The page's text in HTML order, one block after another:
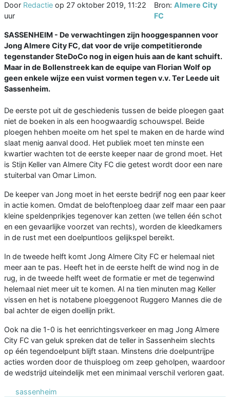
Door Redactie op 27 oktober 2019, 11:22
uur
Bron: Almere City
FC
SASSENHEIM - De verwachtingen zijn hooggespannen voor
Jong Almere City FC, dat voor de vrije competitieronde
tegenstander SteDoCo nog in eigen huis aan de kant schuift.
Maar in de Bollenstreek kan de equipe van Florian Wolf op
geen enkele wijze een vuist vormen tegen v.v. Ter Leede uit
Sassenheim.
De eerste pot uit de geschiedenis tussen de beide ploegen gaat
niet de boeken in als een hoogwaardig schouwspel. Beide
ploegen hehben moeite om het spel te maken en de harde wind
slaat menig aanval dood. Het publiek moet ten minste een
kwartier wachten tot de eerste keeper naar de grond moet. Het
is Stijn Keller van Almere City FC die getest wordt door een nare
stuiterbal van Omar Limon.
De keeper van Jong moet in het eerste bedrijf nog een paar keer
in actie komen. Omdat de beloftenploeg daar zelf maar een paar
kleine speldenprikjes tegenover kan zetten (we tellen één schot
en een gevaarlijke voorzet van rechts), worden de kleedkamers
in de rust met een doelpuntloos gelijkspel bereikt.
In de tweede helft komt Jong Almere City FC er helemaal niet
meer aan te pas. Heeft het in de eerste helft de wind nog in de
rug, in de tweede helft weet de formatie er met de tegenwind
helemaal niet meer uit te komen. Al na tien minuten mag Keller
vissen en het is notabene ploeggenoot Ruggero Mannes die de
bal achter de eigen doellijn prikt.
Ook na die 1-0 is het eenrichtingsverkeer en mag Jong Almere
City FC van geluk spreken dat de teller in Sassenheim slechts
op één tegendoelpunt blijft staan. Minstens drie doelpuntrijpe
acties worden door de thuisploeg om zeep geholpen, waardoor
de wedstrijd uiteindelijk met een minimaal verschil verloren gaat.
sassenheim